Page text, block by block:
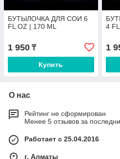
БУТЫЛОЧКА ДЛЯ СОИ 6
FL OZ | 170 ML
1 950 ₸
Купить
4
1
О нас
Рейтинг не сформирован
Менее 5 отзывов за
Работает с 25.04.2016
г. Алматы